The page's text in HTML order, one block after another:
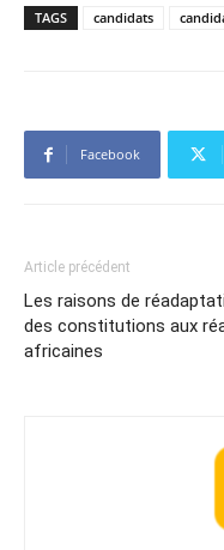
TAGS candidats
Facebook
Article précédent
Les raisons de
des constitutions aux
africaines